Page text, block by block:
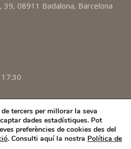
39, 08911 Badalona, Barcelona
de privacitat
tercers per millorar la seva
dades estadístiques. Pot
preferències de cookies des del
. Consulti aquí la nostra Política de